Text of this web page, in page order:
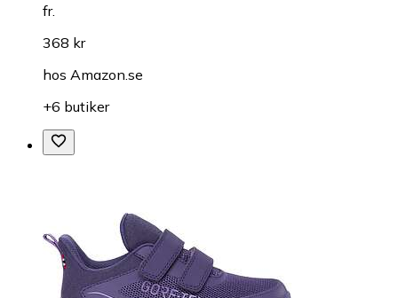
fr.
368 kr
hos Amazon.se
+6 butiker